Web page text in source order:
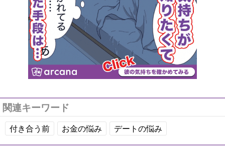
関連キーワード
付き合う前 お金の悩み デートの悩み